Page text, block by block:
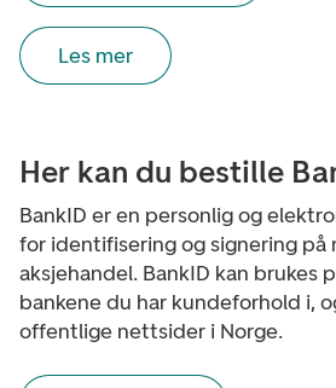
Les mer
Her kan du bestille
BankID er en personlig og
for identifisering og signering på
aksjehandel. BankID kan brukes
bankene du har kundeforhold i,
offentlige nettsider i Norge.